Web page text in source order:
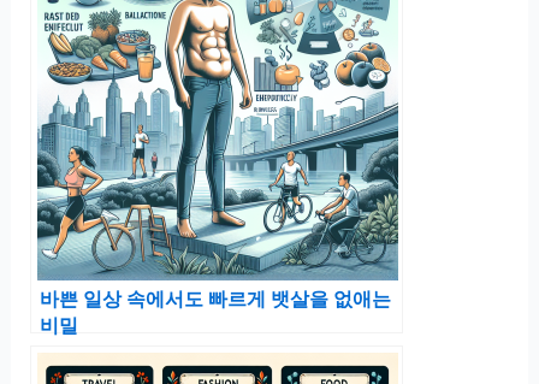
바쁜 일상 속에서도 빠르게 뱃살을 없애는
비밀